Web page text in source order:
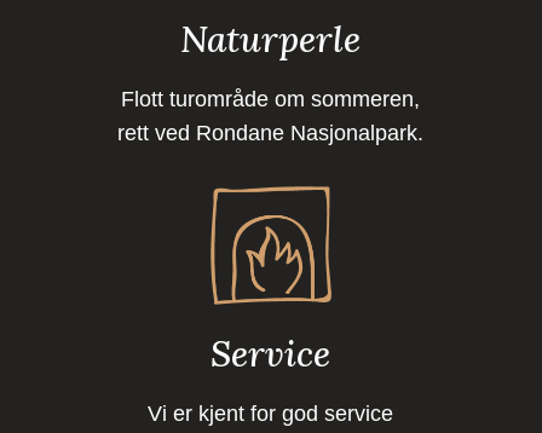
Naturperle
Flott turområde om sommeren,
rett ved Rondane Nasjonalpark.
Service
Vi er kjent for god service